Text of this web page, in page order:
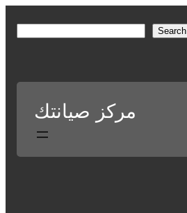
r
Search
مركز صيانتك